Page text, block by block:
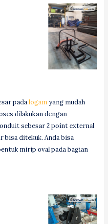
padalogamyang mudah
dilakukan dengan
sebesar 2 point external
bisa ditekuk. Anda bisa
mirip oval pada bagian